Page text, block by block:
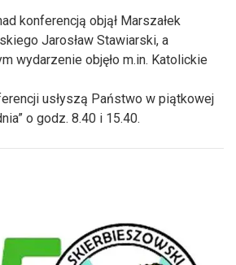
konferencją objął Marszałek
Jarosław Stawiarski, a
wydarzenie objęło m.in. Katolickie
usłyszą Państwo w piątkowej
o godz. 8.40 i 15.40.